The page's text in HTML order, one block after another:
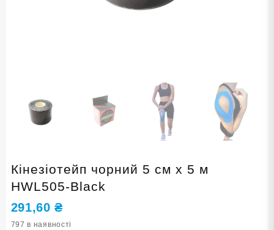
Кінезіотейп чорний 5 см х 5 м
HWL505-Black
291,60₴
797 в наявності